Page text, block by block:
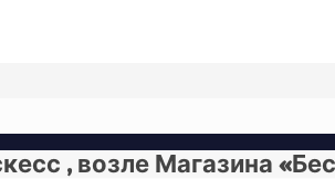
, возле Магазина